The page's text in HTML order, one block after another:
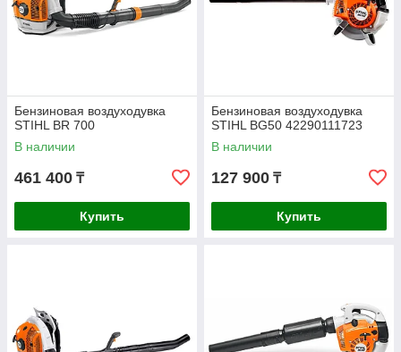
Бензиновая воздуходувка
STIHL BR 700
В наличии
461 400 ₸
Купить
Бензиновая воздуходувка
STIHL BG50 42290111723
В наличии
127 900 ₸
Купить